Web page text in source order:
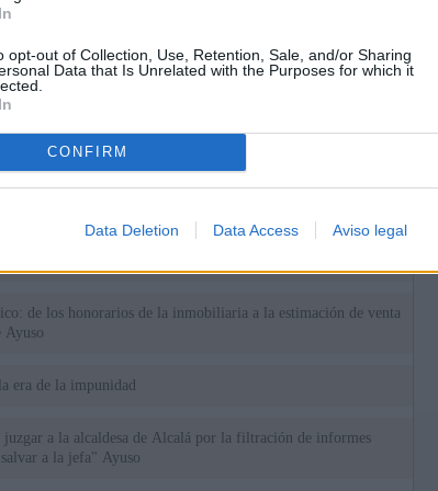
opt-out of Collection, Use, Retention, Sale, and/or Sharing
Data that Is Unrelated with the Purposes for which it
CONFIRM
Data Deletion Data Access Aviso legal
Ayuso señaló por la compra del ático: "Lo que no se dice es
residencia oficial para la presidenta"
no puede destinar directamente la venta del ático de
de los honorarios de la inmobiliaria a la estimación de venta
Ayuso
era de la impunidad
a la alcaldesa de Alcalá por la filtración de informes
a la jefa" Ayuso